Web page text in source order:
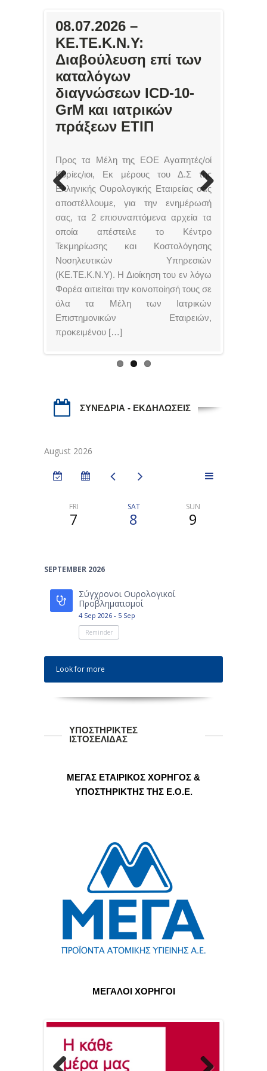
31.07.2026 – Η
εκστρατεία
ενημέρωσης του
Γραφείου Ασθενών
ολοκληρώθηκε με
ιδιαίτερα σημαντικό
κοινωνικό αντίκτυπο
08.07.2026 –
ΚΕ.ΤΕ.Κ.Ν.Υ:
Διαβούλευση επί των
καταλόγων
διαγνώσεων ICD-10-
GrM και ιατρικών
πράξεων ΕΤΙΠ
Προς τα Μέλη της ΕΟΕ Αγαπητές/οί
Κυρίες/ιοι, Εκ μέρους του Δ.Σ της
Ελληνικής Ουρολογικής Εταιρείας σας
αποστέλλουμε, για την ενημέρωσή
σας, τα 2 επισυναπτόμενα αρχεία τα
οποία απέστειλε το Κέντρο
Τεκμηρίωσης και Κοστολόγησης
Νοσηλευτικών Υπηρεσιών
(ΚΕ.ΤΕ.Κ.Ν.Υ). Η Διοίκηση του εν λόγω
Φορέα αιτιείται την κοινοποίησή τους σε
όλα τα Μέλη των Ιατρικών
Επιστημονικών Εταιρειών,
προκειμένου […]
26.06.2026 – 2ο Θερινό
Σχολείο «ChatGPT &
Εφαρμογές AI για
Ιατρούς»
Πανεπιστημίου
Αιγαίου
Previous Next
ΣΥΝΕΔΡΙΑ - ΕΚΔΗΛΩΣΕΙΣ
August 2026
FRI
7
SAT
8
SUN
9
SEPTEMBER 2026
Σύγχρονοι Ουρολογικοί
Προβληματισμοί
4 Sep 2026 - 5 Sep
Reminder
Look for more
ΥΠΟΣΤΗΡΙΚΤΕΣ
ΙΣΤΟΣΕΛΙΔΑΣ
ΜΕΓΑΣ ΕΤΑΙΡΙΚΟΣ ΧΟΡΗΓΟΣ &
ΥΠΟΣΤΗΡΙΚΤΗΣ ΤΗΣ Ε.Ο.Ε.
ΜΕΓΑΛΟΙ ΧΟΡΗΓΟΙ